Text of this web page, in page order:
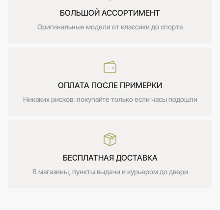
БОЛЬШОЙ АССОРТИМЕНТ
Оригинальные модели от классики до спорта
ОПЛАТА ПОСЛЕ ПРИМЕРКИ
Никаких рисков: покупайте только если часы подошли
БЕСПЛАТНАЯ ДОСТАВКА
В магазины, пункты выдачи и курьером до двери